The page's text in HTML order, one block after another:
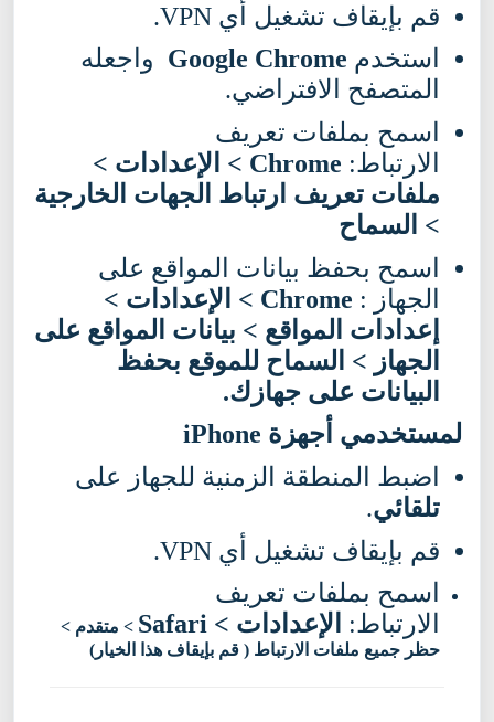
قم بإيقاف تشغيل أي VPN.
استخدم Google Chrome واجعله
المتصفح الافتراضي.
اسمح بملفات تعريف
الارتباط: Chrome > الإعدادات >
ملفات تعريف ارتباط الجهات الخارجية
> السماح
اسمح بحفظ بيانات المواقع على
الجهاز : Chrome > الإعدادات >
إعدادات المواقع > بيانات المواقع على
الجهاز > السماح للموقع بحفظ
البيانات على جهازك.
لمستخدمي أجهزة iPhone
اضبط المنطقة الزمنية للجهاز على
تلقائي.
قم بإيقاف تشغيل أي VPN.
اسمح بملفات تعريف
الارتباط:
الإعدادات > Safari > متقدم >
حظر جميع ملفات الارتباط ( قم بإيقاف هذا الخيار)